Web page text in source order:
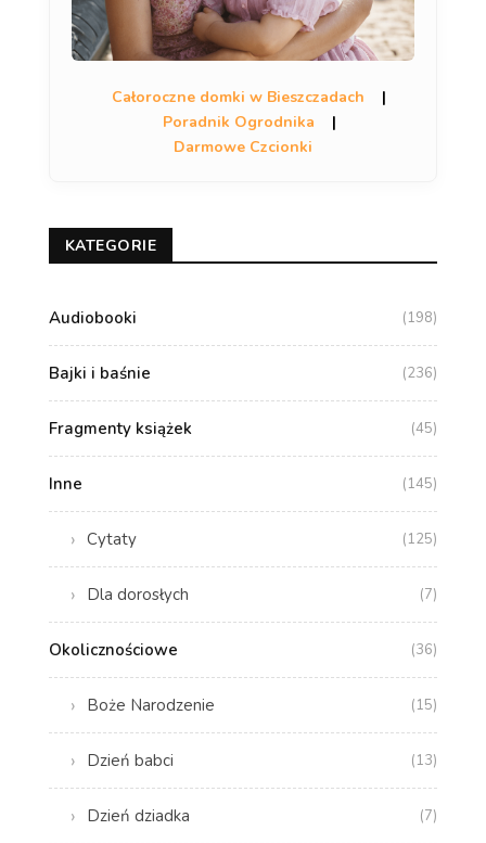
Całoroczne domki w Bieszczadach
|
Poradnik Ogrodnika
|
Darmowe Czcionki
KATEGORIE
Audiobooki (198)
Bajki i baśnie (236)
Fragmenty książek (45)
Inne (145)
Cytaty (125)
Dla dorosłych (7)
Okolicznościowe (36)
Boże Narodzenie (15)
Dzień babci (13)
Dzień dziadka (7)